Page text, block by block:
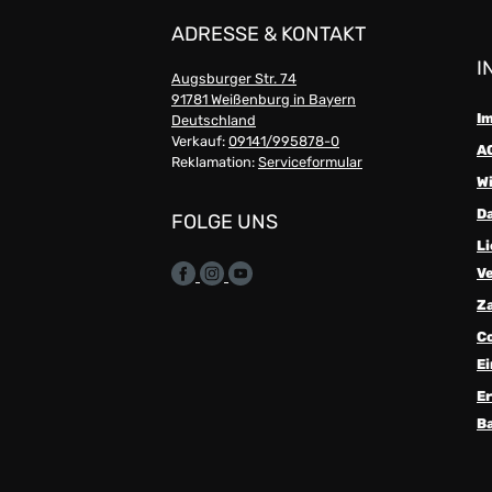
ADRESSE & KONTAKT
Augsburger Str. 74
91781 Weißenburg in Bayern
Deutschland
Verkauf: 09141/995878-0
Reklamation: Serviceformular
FOLGE UNS